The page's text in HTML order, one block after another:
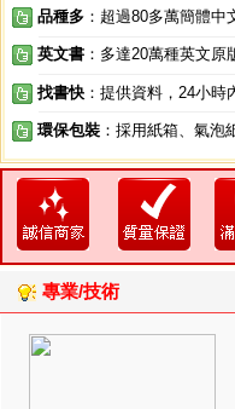
品種多 ：超過80多萬簡體中
英文書 ：多達20萬種英文原
找書快 ：提供資料，24小時
環保包裝 ：採用紙箱、氣泡
專業/技術